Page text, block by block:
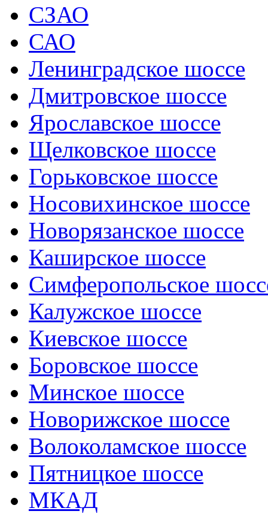
СЗАО
САО
Ленинградское шоссе
Дмитровское шоссе
Ярославское шоссе
Щелковское шоссе
Горьковское шоссе
Носовихинское шоссе
Новорязанское шоссе
Каширское шоссе
Симферопольское
Калужское шоссе
Киевское шоссе
Боровское шоссе
Минское шоссе
Новорижское шоссе
Волоколамское шоссе
Пятницкое шоссе
МКАД